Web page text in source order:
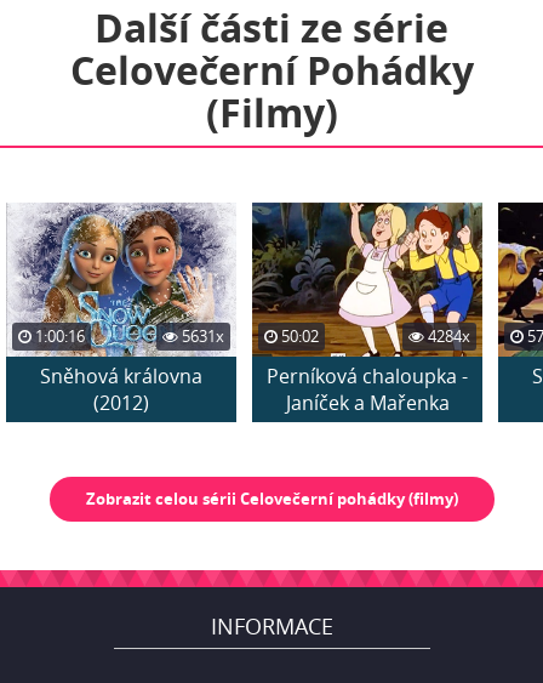
Další části ze série
Celovečerní Pohádky
(filmy)
1:00:16 5631x
Sněhová královna
(2012)
50:02 4284x
Perníková chaloupka -
Janíček a Mařenka
Zobrazit celou sérii Celovečerní pohádky (filmy)
INFORMACE